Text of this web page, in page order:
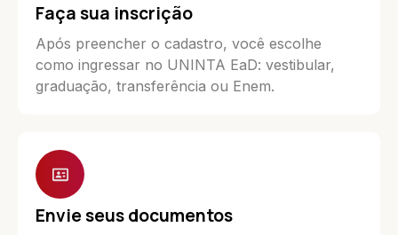
Faça sua inscrição
Após preencher o cadastro, você escolhe
como ingressar no UNINTA EaD: vestibular,
graduação, transferência ou Enem.
Envie seus documentos